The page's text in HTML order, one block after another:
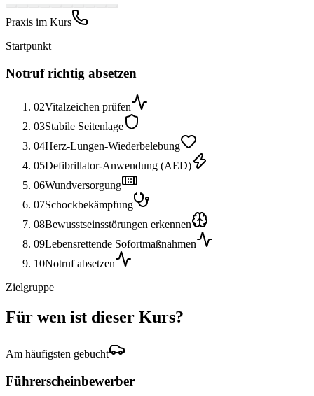
Praxis im Kurs
Startpunkt
Notruf richtig absetzen
02Vitalzeichen prüfen
03Stabile Seitenlage
04Herz-Lungen-Wiederbelebung
05Defibrillator-Anwendung (AED)
06Wundversorgung
07Schockbekämpfung
08Bewusstseinsstörungen erkennen
09Lebensrettende Sofortmaßnahmen
10Notruf absetzen
Zielgruppe
Für wen ist dieser Kurs?
Am häufigsten gebucht
Führerscheinbewerber